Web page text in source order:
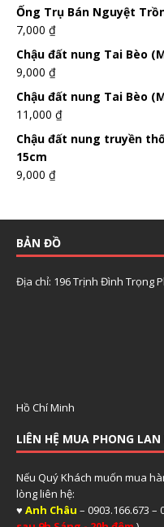
Ống Trụ Bán Nguyệt
7,000 ₫
Chậu đất nung Tai Bèo
9,000 ₫
Chậu đất nung Tai Bèo
11,000 ₫
Chậu đất nung truyền
15cm
9,000 ₫
BẢN ĐỒ
Địa chỉ: 196 Trịnh Đình Trọng
Hồ Chí Minh
LIÊN HỆ MUA PHONG
Nếu Quý Khách muốn mua
lòng liên hệ:
♥ Anh Châu – 0903.166.673 –